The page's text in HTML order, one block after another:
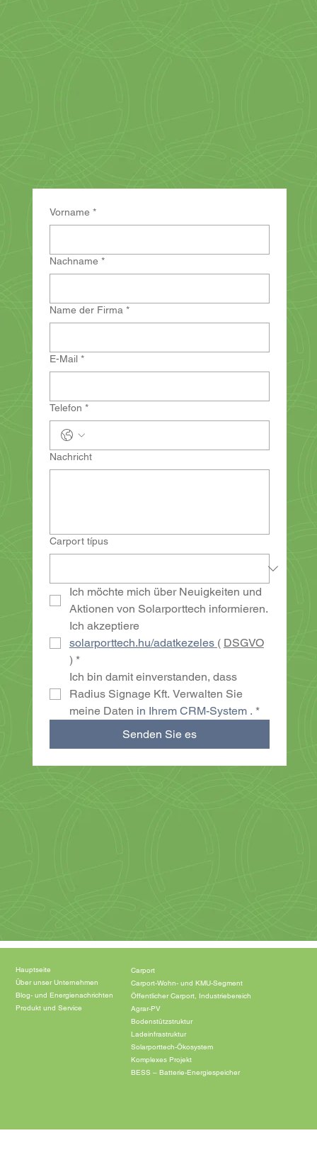
Vorname *
Nachname *
Name der Firma *
E-Mail *
Telefon *
Nachricht
Carport típus
Ich möchte mich über Neuigkeiten und
Aktionen von Solarporttech informieren.
Ich akzeptiere
solarporttech.hu/adatkezeles ( DSGVO
) *
Ich bin damit einverstanden, dass
Radius Signage Kft. Verwalten Sie
meine Daten in Ihrem CRM-System . *
Senden Sie es
Hauptseite
Über unser Unternehmen
Blog- und Energienachrichten
Produkt und Service
Carport
Carport-Wohn- und KMU-Segment
Öffentlicher Carport, Industriebereich
Agrar-PV
Bodenstützstruktur
Ladeinfrastruktur
Solarporttech-Ökosystem
Komplexes Projekt
BESS – Batterie-Energiespeicher